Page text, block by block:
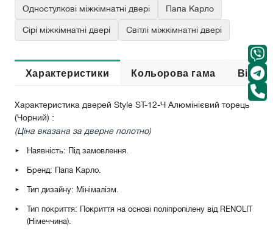
Одностулкові міжкімнатні двері Папа Карло
Сірі міжкімнатні двері Світлі міжкімнатні двері
Характеристики Кольорова гама
Характеристика дверей Style ST-12-Ч Алюмінієвий торець
(Чорний) :
(Ціна вказана за дверне полотно)
Наявність: Під замовлення.
Бренд: Папа Карло.
Тип дизайну: Мінімалізм.
Тип покриття: Покриття на основі поліпропілену від RENOLIT
(Німеччина).